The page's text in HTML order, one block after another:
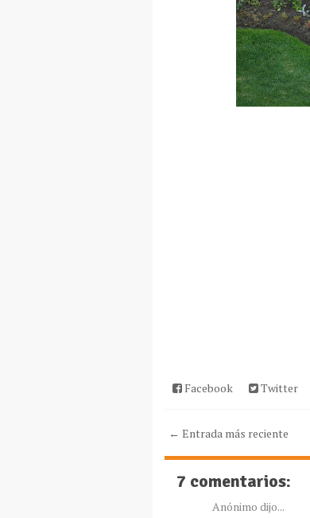
Facebook Twitter
← Entrada más reciente
7 comentarios:
Anónimo dijo...